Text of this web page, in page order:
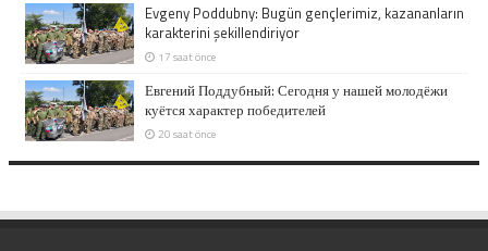
Evgeny Poddubny: Bugün gençlerimiz, kazananların
karakterini şekillendiriyor
17 saat önce
Евгений Поддубный: Сегодня у нашей молодёжи
куётся характер победителей
20 saat önce